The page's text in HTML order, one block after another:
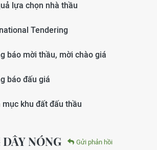
lựa chọn nhà thầu
Tendering
báo mời thầu, mời chào giá
báo đấu giá
mục khu đất đấu thầu
DÂY NÓNG Gửi phản hồi